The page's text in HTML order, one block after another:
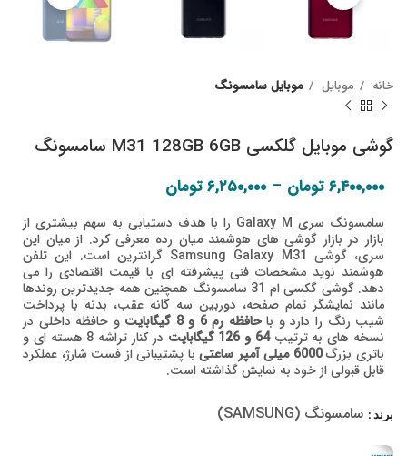
خانه موبایل موبایل سامسونگ
گوشی موبایل گلکسی M31 128GB 6GB سامسونگ
۶,۴۰۰,۰۰۰تومان – ۶,۲۵۰,۰۰۰تومان
through
۶,۴۰۰,۰۰۰ تومان
سامسونگ سری Galaxy M را با هدف دستیابی به سهم بیشتری از
بازار در بازار گوشی های هوشمند میان رده معرفی کرد. از میان این
سری، گوشی Samsung Galaxy M31 گرانترین است. این تلفن
هوشمند نوید مشخصات فنی پیشرفته ای با قیمت اقتصادی را می
دهد. گوشی گکسی ام 31 سامسونگ همچنین همه جدیدترین روندها
مانند نمایشگر تمام صفحه، دوربین سه گانه عقب، بدنه با پرداخت
شیب رنگ را دارد و باحافظه رم 6 و 8 گیگابایت
و حافظه داخلی در
نسخه های به ترتیب 64 و 126 گیگابایت
در کنار تراشه 8 هسته ای و
باتری بزرگ6000 میلی آمپر ساعتی
با پشتیبانی از فست شارژ، عملکرد
قابل قبولی از خود به نمایش گذاشته است.
برند سامسونگ (SAMSUNG)